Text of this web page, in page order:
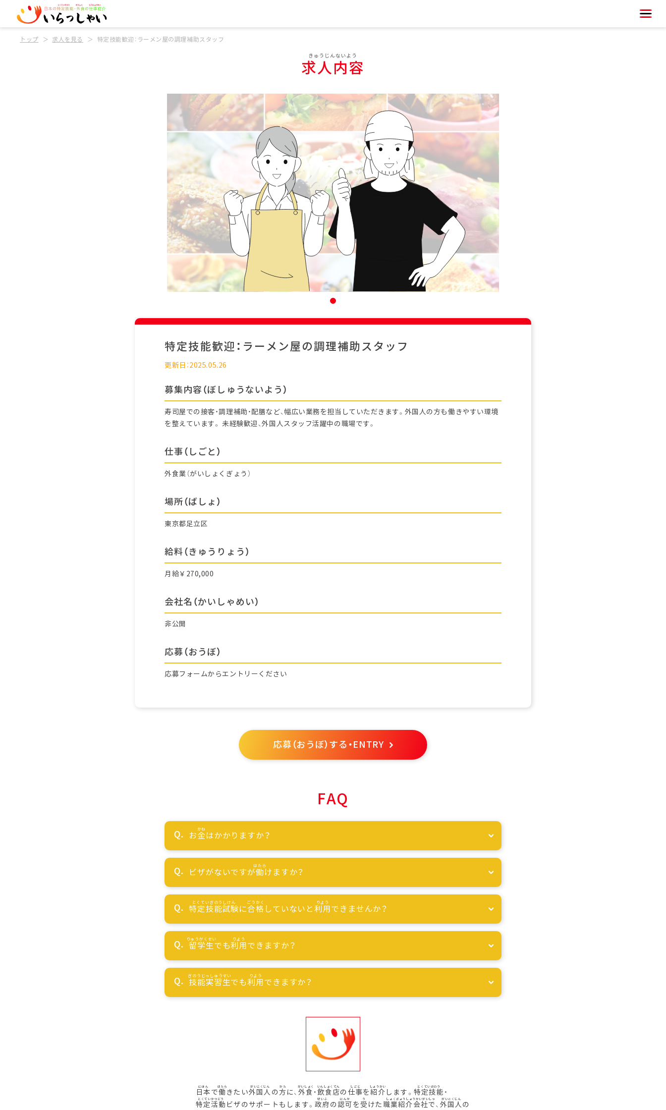
トップ 求人を見る 特定技能歓迎：ラーメン屋の調理補助スタッフ
求人内容
特定技能歓迎：ラーメン屋の調理補助スタッフ
更新日：2025.05.26
募集内容（ぼしゅうないよう）
寿司屋での接客・調理補助・配膳など、幅広い業務を担当していただきます。外国人の方も働きやすい環境
を整えています。 未経験歓迎、外国人スタッフ活躍中の職場です。
仕事（しごと）
外食業（がいしょくぎょう）
場所（ばしょ）
東京都足立区
給料（きゅうりょう）
月給￥270,000
会社名（かいしゃめい）
非公開
応募（おうぼ）
応募フォームからエントリーください
応募（おうぼ）する・ENTRY
FAQ
お金はかかりますか？
ビザがないですが働けますか？
特定技能試験に合格 していないと利用できませんか？
留学生でも利用できますか？
技能実習生でも利用できますか？
日本で働きたい外国人 の方に、 外食 ・ 飲食店の 仕事を紹介 します。 特定技能 ・
特定活動 ビザのサポートもします。政府の 認可を受 けた 職業紹介会社で、 外国人の